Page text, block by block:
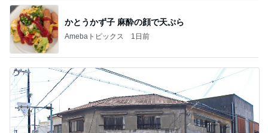
かとうかず子 麻酔の顔で天ぷら
Amebaトピックス 1日前